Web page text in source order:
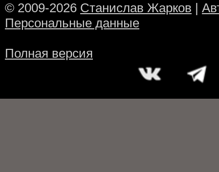
© 2009-2026 Станислав Жарков |
Персональные данные
Полная версия